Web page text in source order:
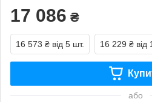
17 086 ₴
16 573 ₴ від 5 шт. 16 229 ₴ від
або